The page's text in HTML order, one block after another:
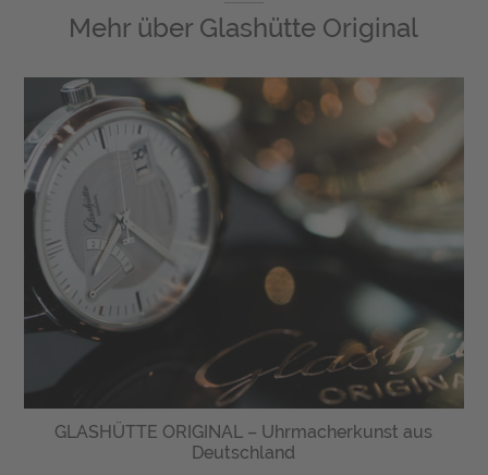
Mehr über Glashütte Original
GLASHÜTTE ORIGINAL – Uhrmacherkunst aus
Deutschland